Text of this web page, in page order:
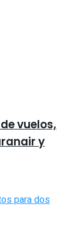
vuelos,
y